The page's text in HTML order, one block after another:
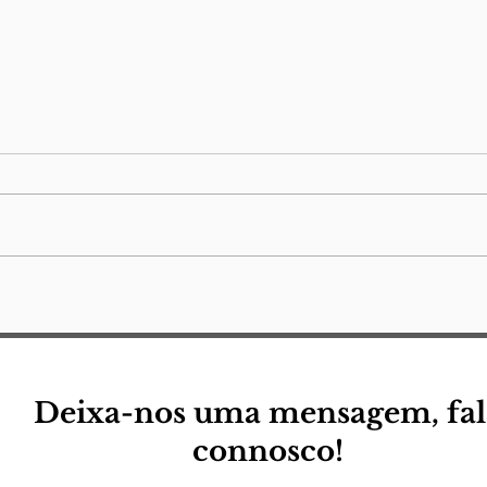
Deixa-nos uma mensagem,
connosco!